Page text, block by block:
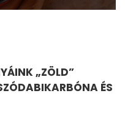
„ZÖLD”
ÉS